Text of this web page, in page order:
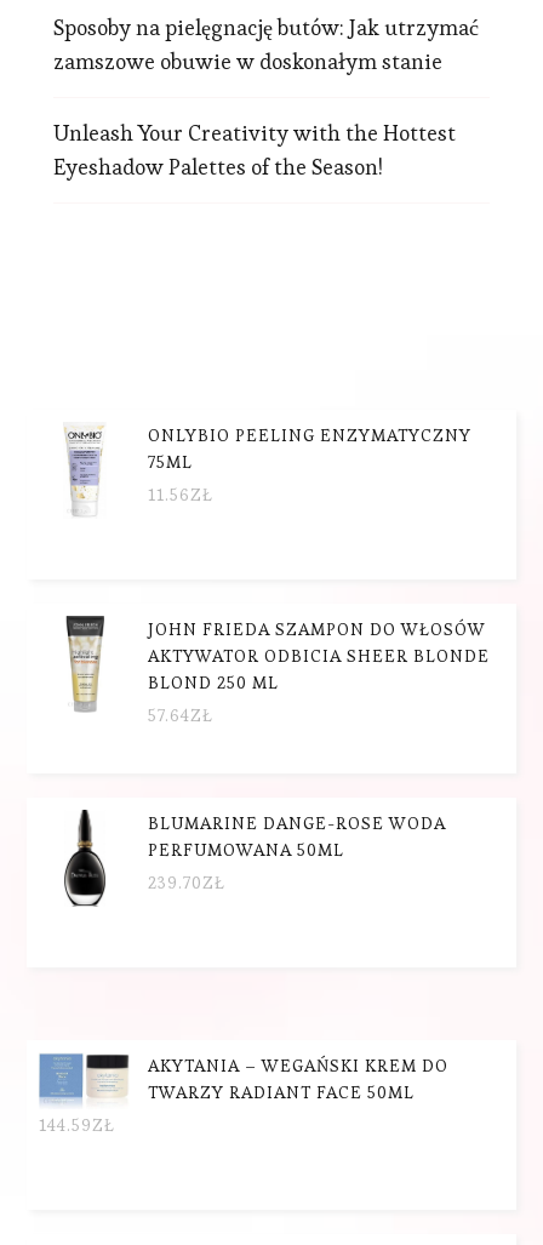
Sposoby na pielęgnację butów: Jak utrzymać
zamszowe obuwie w doskonałym stanie
Unleash Your Creativity with the Hottest
Eyeshadow Palettes of the Season!
ONLYBIO PEELING ENZYMATYCZNY
75ML
11.56ZŁ
JOHN FRIEDA SZAMPON DO WŁOSÓW
AKTYWATOR ODBICIA SHEER BLONDE
BLOND 250 ML
57.64ZŁ
BLUMARINE DANGE-ROSE WODA
PERFUMOWANA 50ML
239.70ZŁ
AKYTANIA – WEGAŃSKI KREM DO
TWARZY RADIANT FACE 50ML
144.59ZŁ